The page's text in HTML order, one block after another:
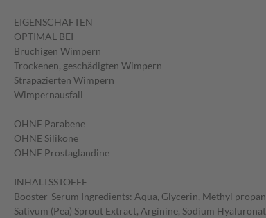
EIGENSCHAFTEN
OPTIMAL BEI
Brüchigen Wimpern
Trockenen, geschädigten Wimpern
Strapazierten Wimpern
Wimpernausfall
OHNE Parabene
OHNE Silikone
OHNE Prostaglandine
INHALTSSTOFFE
Booster-Serum Ingredients: Aqua, Glycerin, Methyl
Sativum (Pea) Sprout Extract, Arginine, Sodium